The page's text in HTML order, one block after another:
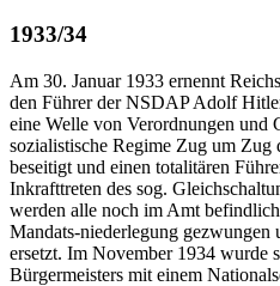
1933/34
Am 30. Januar 1933 ernennt
den Führer der NSDAP Adolf
eine Welle von Verordnungen und
sozialistische Regime Zug um
beseitigt und einen totalitären
Inkrafttreten des sog.
werden alle noch im Amt
Mandats-niederlegung
ersetzt. Im November 1934 wurde
Bürgermeisters mit einem